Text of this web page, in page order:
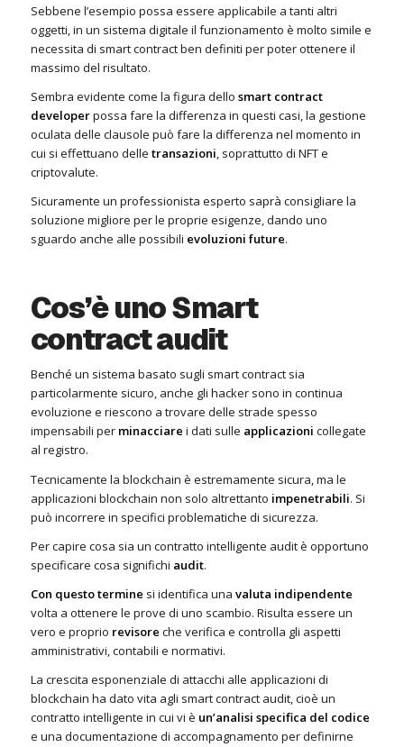
Sebbene l’esempio possa essere applicabile a tanti altri
oggetti, in un sistema digitale il funzionamento è molto simile e
necessita di smart contract ben definiti per poter ottenere il
massimo del risultato.
Sembra evidente come la figura dello smart contract
developerpossa fare la differenza in questi casi, la gestione
oculata delle clausole può fare la differenza nel momento in
cui si effettuano delle transazioni, soprattutto di NFT e
criptovalute.
Sicuramente un professionista esperto saprà consigliare la
soluzione migliore per le proprie esigenze, dando uno
sguardo anche alle possibili evoluzioni future.
Cos’è uno Smart
contract audit
Benché un sistema basato sugli smart contract sia
particolarmente sicuro, anche gli hacker sono in continua
evoluzione e riescono a trovare delle strade spesso
impensabili per minacciare i dati sulle applicazioni collegate
al registro.
Tecnicamente la blockchain è estremamente sicura, ma le
applicazioni blockchain non solo altrettanto impenetrabili. Si
può incorrere in specifici problematiche di sicurezza.
Per capire cosa sia un contratto intelligente audit è opportuno
specificare cosa significhi audit.
Con questo termine si identifica una valuta indipendente
volta a ottenere le prove di uno scambio. Risulta essere un
vero e proprio revisore che verifica e controlla gli aspetti
amministrativi, contabili e normativi.
La crescita esponenziale di attacchi alle applicazioni di
blockchain ha dato vita agli smart contract audit, cioè un
contratto intelligente in cui vi è un’analisi specifica del codice
e una documentazione di accompagnamento per definirne